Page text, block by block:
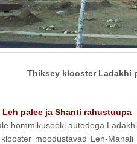
Thiksey klooster Ladakhi
palee ja Shanti rahustuupa
hommikusööki autodega
moodustavad Leh-